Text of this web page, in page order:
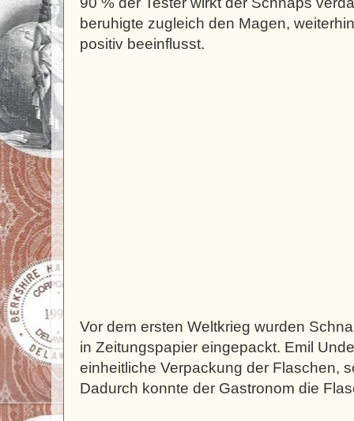
beruhigte zugleich den Magen,
positiv beeinflusst.
Vor dem ersten Weltkrieg wurden
in Zeitungspapier eingepackt. Emil
einheitliche Verpackung der Flaschen,
Dadurch konnte der Gastronom die